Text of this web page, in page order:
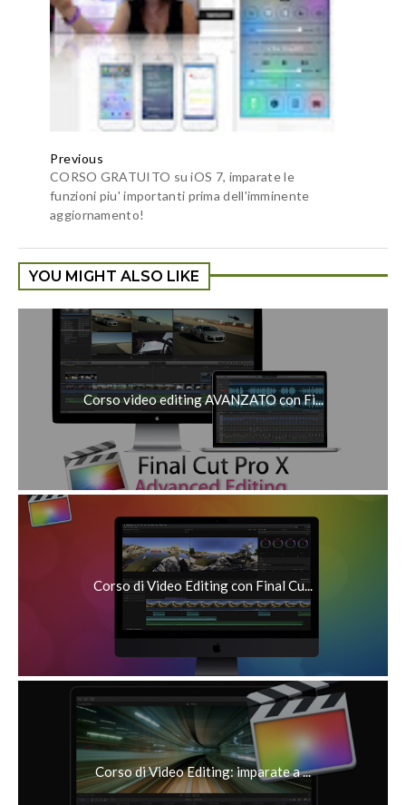
Previous
CORSO GRATUITO su iOS 7, imparate le
funzioni piu' importanti prima dell'imminente
aggiornamento!
YOU MIGHT ALSO LIKE
Corso video editing AVANZATO con Fi...
Corso di Video Editing con Final Cu...
Corso di Video Editing: imparate a ...